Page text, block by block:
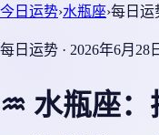
今日运势›水瓶座›每日运
每日运势 · 2026年6月28
♒ 水瓶座